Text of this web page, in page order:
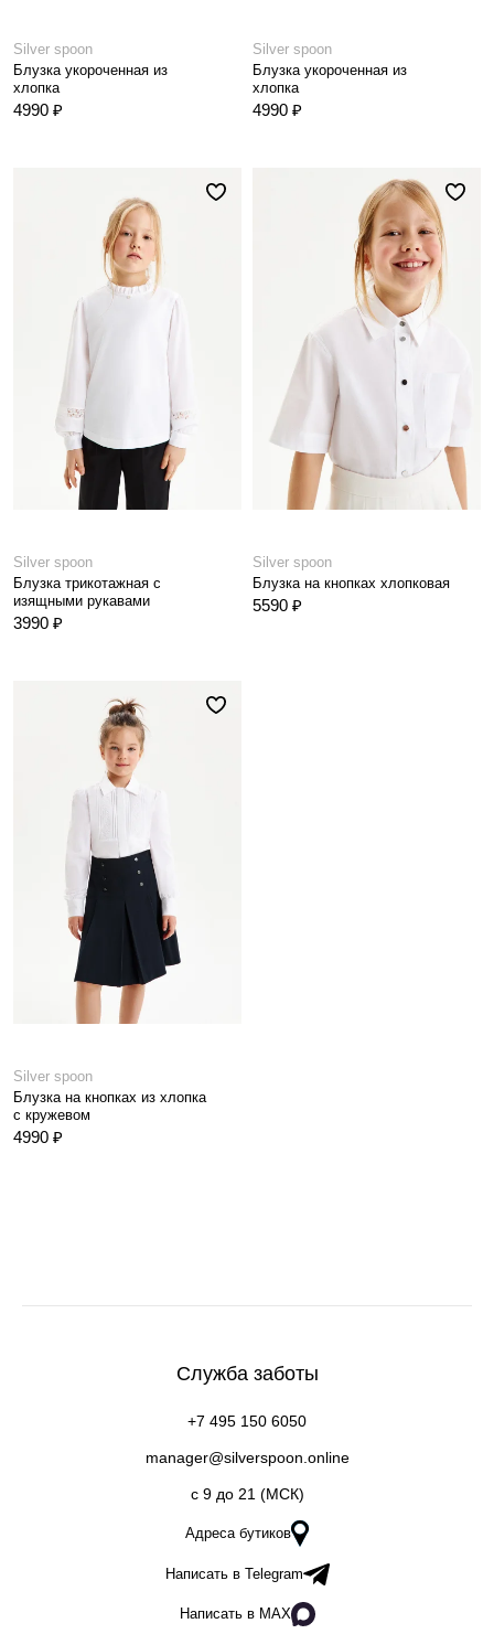
Silver spoon
Блузка укороченная из
хлопка
4990 ₽
Silver spoon
Блузка укороченная из
хлопка
4990 ₽
Silver spoon
Блузка трикотажная с
изящными рукавами
3990 ₽
Silver spoon
Блузка на кнопках хлопковая
5590 ₽
Silver spoon
Блузка на кнопках из хлопка
с кружевом
4990 ₽
Служба заботы
+7 495 150 6050
manager@silverspoon.online
c 9 до 21 (МСК)
Адреса бутиков
Написать в Telegram
Написать в MAX